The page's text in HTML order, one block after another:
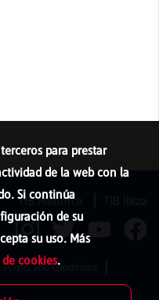
para prestar
de la web con la
Si continúa
de su
su uso. Más
cookies.
TIB Menorca
and Conditions